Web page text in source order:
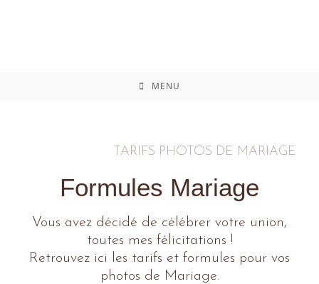
MENU
TARIFS PHOTOS DE MARIAGE
Formules Mariage
Vous avez décidé de célébrer votre union,
toutes mes félicitations !
Retrouvez ici les tarifs et formules pour vos
photos de Mariage.